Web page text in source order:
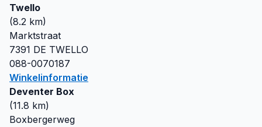
Twello
(8.2 km)
Marktstraat
7391 DE TWELLO
088-0070187
Winkelinformatie
Deventer Box
(11.8 km)
Boxbergerweg